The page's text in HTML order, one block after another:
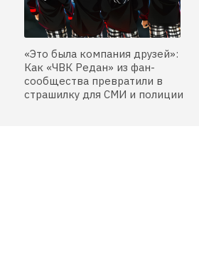
«Это была компания друзей»:
Как «ЧВК Редан» из фан-
сообщества превратили в
страшилку для СМИ и полиции